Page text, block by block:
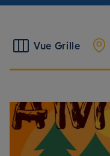
Catégorie
Région
Vue Grille